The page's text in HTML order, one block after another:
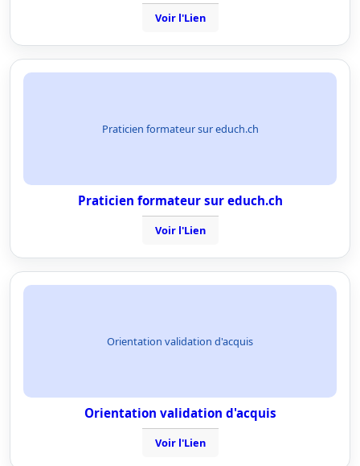
Voir l'Lien
Praticien formateur sur educh.ch
Praticien formateur sur educh.ch
Voir l'Lien
Orientation validation d'acquis
Orientation validation d'acquis
Voir l'Lien